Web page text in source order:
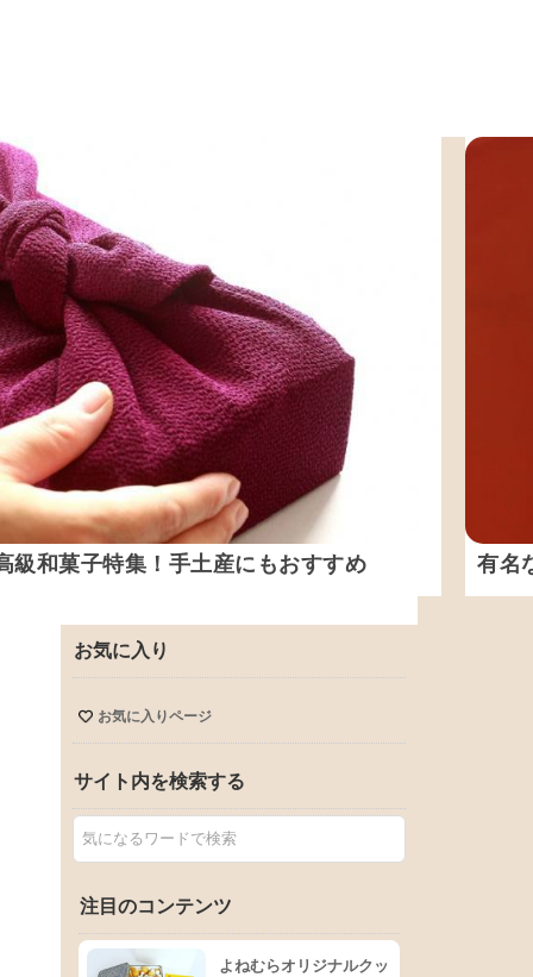
級和菓子特集！手土産にもおすすめ 有名
お気に入り
お気に入りページ
サイト内を検索する
注目のコンテンツ
よねむらオリジナルクッ